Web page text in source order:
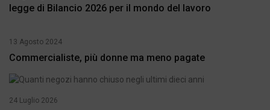
legge di Bilancio 2026 per il mondo del lavoro
13 Agosto 2024
Commercialiste, più donne ma meno pagate
24 Luglio 2026